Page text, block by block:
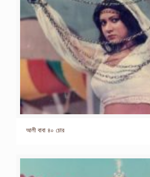
আলী বাবা ৪০ চোর